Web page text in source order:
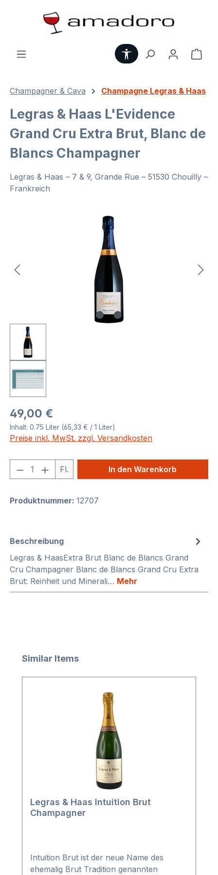
Zum Hauptinhalt springen
Werkzeugleiste
Champagner & Cava Champagne Legras & Haas
Legras & Haas L'Evidence
Grand Cru Extra Brut, Blanc de
Blancs Champagner
Legras & Haas – 7 & 9, Grande Rue – 51530 Chouilly –
Frankreich
Bildergalerie überspringen
Regulärer Preis:
49,00 €
Inhalt: 0.75 Liter (65,33 € / 1 Liter)
Preise inkl. MwSt. zzgl. Versandkosten
Produkt Anzahl: Gib den
Fl. In den Warenkorb
Produktnummer: 12707
Beschreibung
Legras & HaasExtra Brut Blanc de Blancs Grand
Cru Champagner Blanc de Blancs Grand Cru Extra
Brut: Reinheit und Minerali… Mehr
Produktgalerie überspringen
Similar Items
Legras & Haas Intuition Brut
Champagner
Intuition Brut ist der neue Name des
ehemalig Brut Tradition genannten